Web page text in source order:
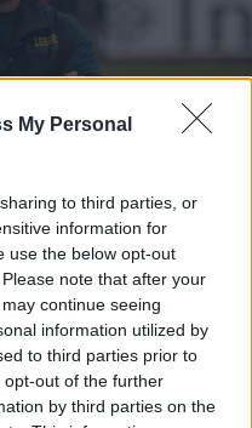
My Personal
to third parties, or
information for
use the below opt-out
note that after your
continue seeing
information utilized by
to third parties prior to
out of the further
by third parties on the
: Luca Andreani,
Taina Fox-
Paea, Jake
Teneggi, Jacopo